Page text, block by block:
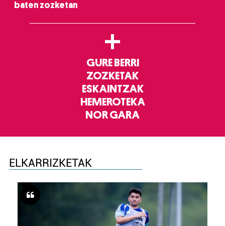
baten zozketan
+
GURE BERRI
ZOZKETAK
ESKAINTZAK
HEMEROTEKA
NOR GARA
ELKARRIZKETAK